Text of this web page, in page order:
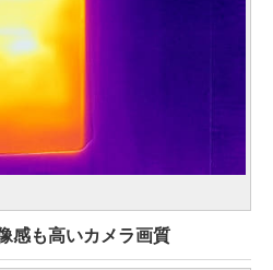
感も高いカメラ画質